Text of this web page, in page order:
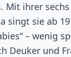
Mit ihrer
singt sie ab
– wenig
Deuker und